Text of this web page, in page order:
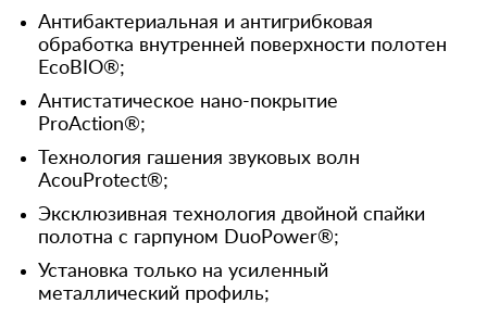
Антибактериальная и антигрибковая
обработка внутренней поверхности полотен
EcoBIO®;
Антистатическое нано-покрытие
ProAction®;
Технология гашения звуковых волн
AcouProtect®;
Эксклюзивная технология двойной спайки
полотна с гарпуном DuoPower®;
Установка только на усиленный
металлический профиль;